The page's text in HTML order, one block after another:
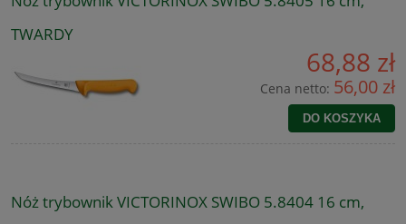
TWARDY
68,88 zł
Cena netto: 56,00 zł
DO KOSZYKA
Nóż trybownik VICTORINOX SWIBO 5.8404 16 cm,